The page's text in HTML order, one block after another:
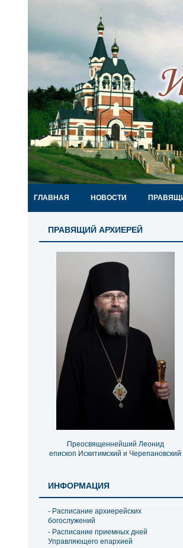
ГЛАВНАЯ НОВОСТИ
ПРАВЯЩИЙ АРХИЕРЕЙ
Преосвященнейший Леонид
епископ Искитимский и Черепановский
ИНФОРМАЦИЯ
- Расписание архиерейских
богослужений
- Расписание приемных дней
Управляющего епархией